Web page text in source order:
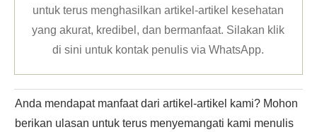
untuk terus menghasilkan artikel-artikel kesehatan
yang akurat, kredibel, dan bermanfaat. Silakan klik
di sini untuk kontak penulis via WhatsApp.
Anda mendapat manfaat dari artikel-artikel kami? Mohon
berikan ulasan untuk terus menyemangati kami menulis